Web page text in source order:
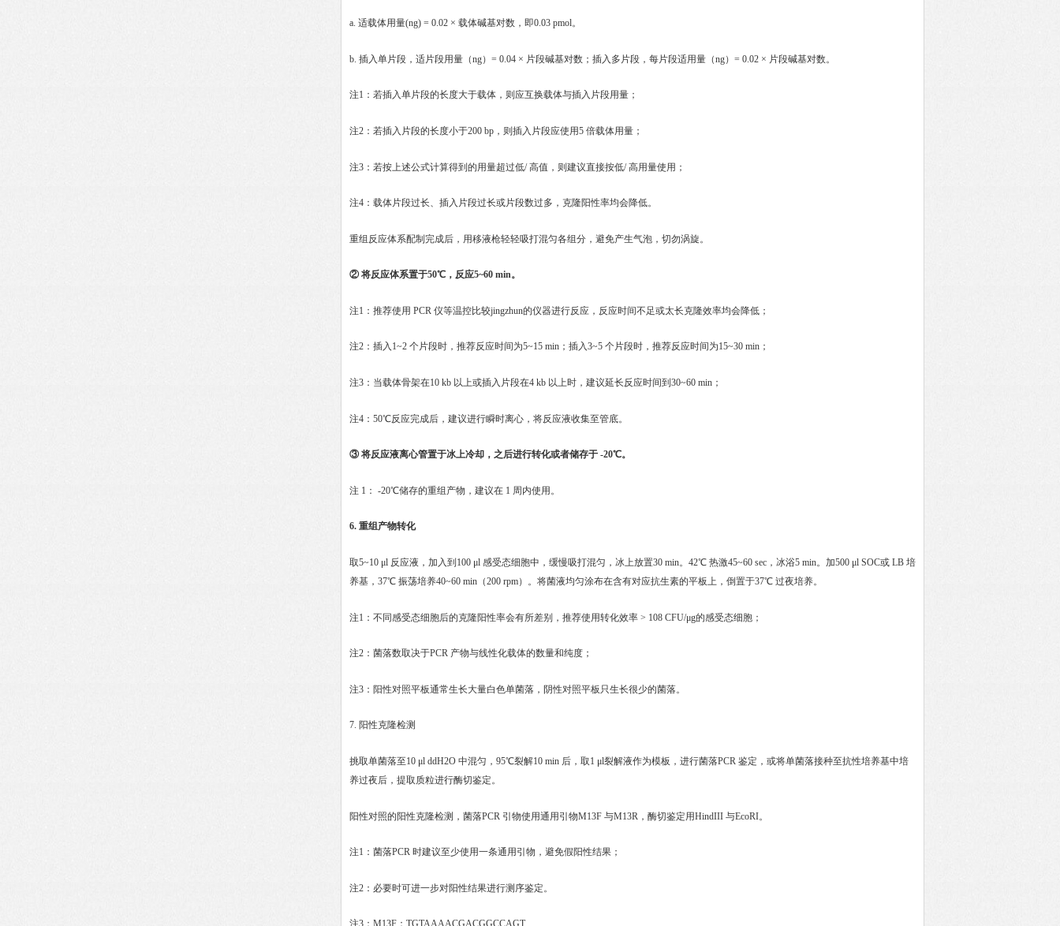
a. 适载体用量(ng) = 0.02 × 载体碱基对数，即0.03 pmol。
b. 插入单片段，适片段用量（ng）= 0.04 × 片段碱基对数；插入多片段，每片段适用量（ng）= 0.02 × 片段碱基对数。
注1：若插入单片段的长度大于载体，则应互换载体与插入片段用量；
注2：若插入片段的长度小于200 bp，则插入片段应使用5 倍载体用量；
注3：若按上述公式计算得到的用量超过低/ 高值，则建议直接按低/ 高用量使用；
注4：载体片段过长、插入片段过长或片段数过多，克隆阳性率均会降低。
重组反应体系配制完成后，用移液枪轻轻吸打混匀各组分，避免产生气泡，切勿涡旋。
② 将反应体系置于50℃，反应5~60 min。
注1：推荐使用 PCR 仪等温控比较jingzhun的仪器进行反应，反应时间不足或太长克隆效率均会降低；
注2：插入1~2 个片段时，推荐反应时间为5~15 min；插入3~5 个片段时，推荐反应时间为15~30 min；
注3：当载体骨架在10 kb 以上或插入片段在4 kb 以上时，建议延长反应时间到30~60 min；
注4：50℃反应完成后，建议进行瞬时离心，将反应液收集至管底。
③ 将反应液离心管置于冰上冷却，之后进行转化或者储存于 -20℃。
注 1： -20℃储存的重组产物，建议在 1 周内使用。
6. 重组产物转化
取5~10 μl 反应液，加入到100 μl 感受态细胞中，缓慢吸打混匀，冰上放置30 min。42℃ 热激45~60 sec，冰浴5 min。加500 μl SOC或 LB 培
养基，37℃ 振荡培养40~60 min（200 rpm）。将菌液均匀涂布在含有对应抗生素的平板上，倒置于37℃ 过夜培养。
注1：不同感受态细胞后的克隆阳性率会有所差别，推荐使用转化效率 > 108 CFU/μg的感受态细胞；
注2：菌落数取决于PCR 产物与线性化载体的数量和纯度；
注3：阳性对照平板通常生长大量白色单菌落，阴性对照平板只生长很少的菌落。
7. 阳性克隆检测
挑取单菌落至10 μl ddH2O 中混匀，95℃裂解10 min 后，取1 μl裂解液作为模板，进行菌落PCR 鉴定，或将单菌落接种至抗性培养基中培
养过夜后，提取质粒进行酶切鉴定。
阳性对照的阳性克隆检测，菌落PCR 引物使用通用引物M13F 与M13R，酶切鉴定用HindIII 与EcoRI。
注1：菌落PCR 时建议至少使用一条通用引物，避免假阳性结果；
注2：必要时可进一步对阳性结果进行测序鉴定。